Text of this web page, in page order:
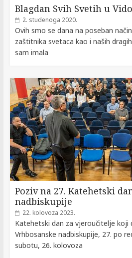
Blagdan Svih Svetih u
2. studenoga 2020.
Ovih smo se dana na poseban
zaštitnika svetaca kao i naših
sam imala
Poziv na 27. Katehetski
nadbiskupije
22. kolovoza 2023.
Katehetski dan za vjeroučitelje koji
Vrhbosanske nadbiskupije, 27. po
subotu, 26. kolovoza